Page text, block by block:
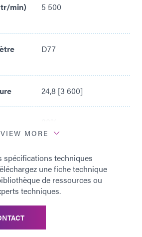
min)
5 500
D77
24,8 [3 600]
1020,4 [148 000]
VIEW MORE
spécifications techniques
une fiche technique
de ressources ou
techniques.